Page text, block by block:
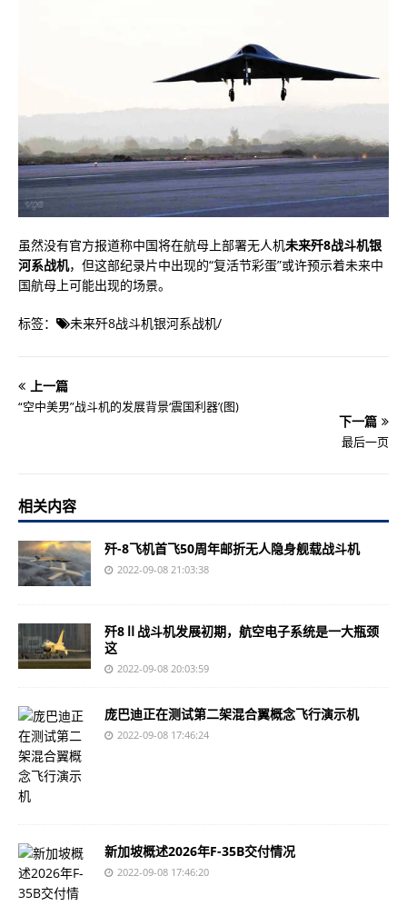
虽然没有官方报道称中国将在航母上部署无人机未来歼8战斗机银
河系战机，但这部纪录片中出现的“复活节彩蛋”或许预示着未来中
国航母上可能出现的场景。
标签： 未来歼8战斗机银河系战机/
上一篇
“空中美男”战斗机的发展背景‘震国利器’(图)
下一篇
最后一页
相关内容
歼-8飞机首飞50周年邮折无人隐身舰载战斗机
2022-09-08 21:03:38
歼8Ⅱ战斗机发展初期，航空电子系统是一大瓶颈
这
2022-09-08 20:03:59
庞巴迪正在测试第二架混合翼概念飞行演示机
2022-09-08 17:46:24
新加坡概述2026年F-35B交付情况
2022-09-08 17:46:20